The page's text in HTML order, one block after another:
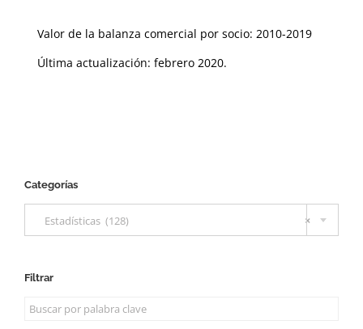
Valor de la balanza comercial por socio: 2010-2019
Última actualización: febrero 2020.
Categorías
×
Estadísticas (128)
Filtrar